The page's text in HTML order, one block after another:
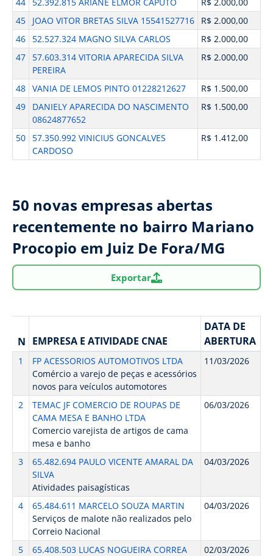
45
JOAO VITOR BRETAS SILVA 15541527716
R$ 2.000,00
46
52.527.324 MAGNO SILVA CARLOS
R$ 2.000,00
47
57.603.314 VITORIA APARECIDA SILVA
PEREIRA
R$ 2.000,00
48 VANIA DE LEMOS PINTO 01228212627
R$ 1.500,00
49
DANIELY APARECIDA DO NASCIMENTO
08624877652
R$ 1.500,00
50
57.350.992 VINICIUS GONCALVES
CARDOSO
R$ 1.412,00
50 novas empresas abertas
recentemente no bairro Mariano
Procopio em Juiz De Fora/MG
Exportar
N EMPRESA E ATIVIDADE CNAE
DATA DE
ABERTURA
1
FP ACESSORIOS AUTOMOTIVOS LTDA
Comércio a varejo de peças e acessórios
novos para veículos automotores
11/03/2026
2
TEMAC JF COMERCIO DE ROUPAS DE
CAMA MESA E BANHO LTDA
Comercio varejista de artigos de cama
mesa e banho
06/03/2026
3
65.482.694 PAULO VICENTE AMARAL DA
SILVA
Atividades paisagísticas
04/03/2026
4
65.484.611 MARCELO SOUZA MARTIN
Serviços de malote não realizados pelo
Correio Nacional
04/03/2026
5
65.408.503 LUCAS NOGUEIRA CORREA
02/03/2026